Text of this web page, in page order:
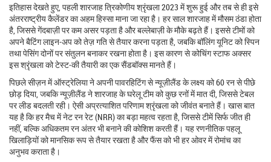
इतिहास देखते हुए, पहली शारजाह त्रिकोणीय श्रृंखला 2023 में शुरू हुई और तब से ही इसे
अंतरराष्ट्रीय कैलेंडर का अहम हिस्सा माना जा रहा है। हर साल शारजाह में मौसम ठंडा होता
है, जिससे गेंदबाज़ी पर कम असर पड़ता है और बल्लेबाज़ी के मौके बढ़ते हैं। इससे टीमों को
अपने बैटिंग लाइन‑अप को तेज़ गति से तैयार करना पड़ता है, जबकि बॉलिंग यूनिट को स्पिन
तथा पेसिंग दोनों पर संतुलन बनाकर रखना होता है। इस कारण से कोचिंग स्टाफ अक्सर
इस श्रृंखला को टेस्ट‑की तैयारी का एक सैंडबॉक्स मानते हैं।
पिछले सीज़न में ऑस्ट्रेलिया ने अपनी पावरहिटिंग से न्यूज़ीलैंड के लक्ष्य को 60 रन से पीछे
छोड़ दिया, जबकि न्यूज़ीलैंड ने शारजाह के घरेलू टीम को कुछ रनों में मात दी, जिससे टेबल
पर लीड बदलती रही। ऐसी अप्रत्याशित परिणाम श्रृंखला को जीवंत बनाते हैं। खास बात
यह है कि हर मैच में नेट रन रेट (NRR) का बड़ा महत्व रहता है, जिससे टीमें सिर्फ जीत ही
नहीं, बल्कि अधिकतम रन अंतर भी बनाने की कोशिश करती हैं। यह रणनीतिक पहलू
खिलाड़ियों को मानसिक रूप से तैयार रखता है और फैंस को भी हर ओवर में रोमांच का
अनुभव कराता है।